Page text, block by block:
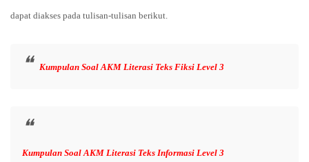
dapat diakses pada tulisan-tulisan berikut.
Kumpulan Soal AKM Literasi Teks Fiksi Level 3
Kumpulan Soal AKM Literasi Teks Informasi Level 3